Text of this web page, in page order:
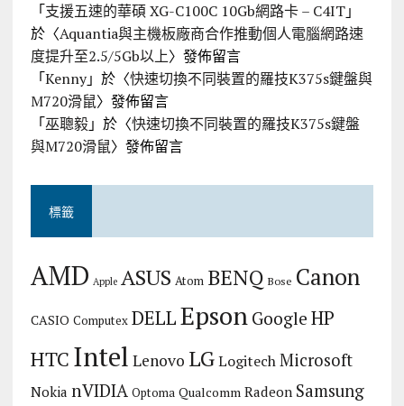
「支援五速的華碩 XG-C100C 10Gb網路卡 – C4IT」
於〈Aquantia與主機板廠商合作推動個人電腦網路速
度提升至2.5/5Gb以上〉發佈留言
「Kenny」於〈快速切換不同裝置的羅技K375s鍵盤與
M720滑鼠〉發佈留言
「巫聰毅」於〈快速切換不同裝置的羅技K375s鍵盤
與M720滑鼠〉發佈留言
標籤
AMD Apple ASUS Atom BENQ Bose Canon
CASIO Computex DELLEpson Google HP
HTC Intel Lenovo LG Logitech Microsoft
Nokia nVIDIA Optoma Qualcomm Radeon Samsung